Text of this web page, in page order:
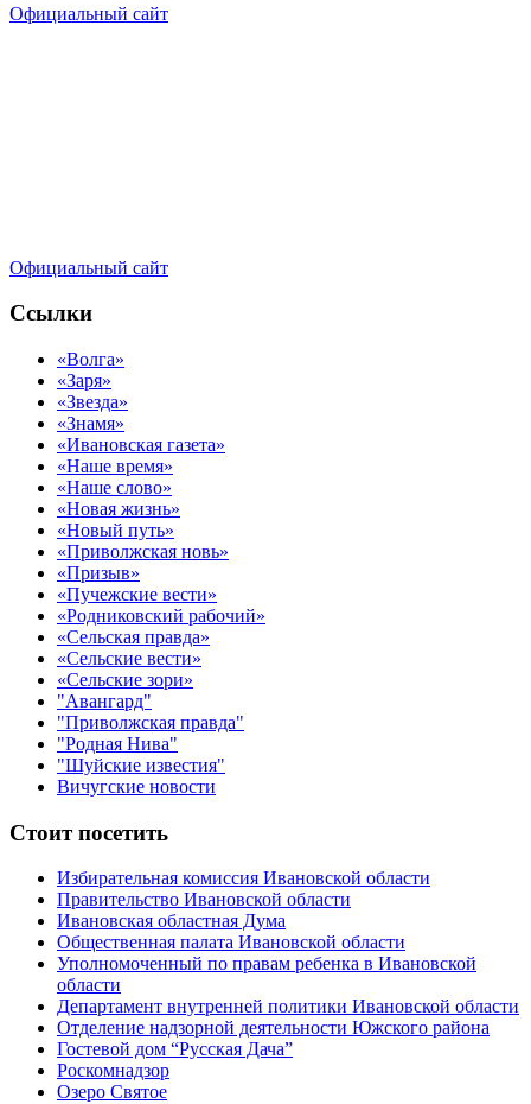
Официальный сайт
Официальный сайт
Ссылки
«Волга»
«Заря»
«Звезда»
«Знамя»
«Ивановская газета»
«Наше время»
«Наше слово»
«Новая жизнь»
«Новый путь»
«Приволжская новь»
«Призыв»
«Пучежские вести»
«Родниковский рабочий»
«Сельская правда»
«Сельские вести»
«Сельские зори»
"Авангард"
"Приволжская правда"
"Родная Нива"
"Шуйские известия"
Вичугские новости
Стоит посетить
Избирательная комиссия Ивановской области
Правительство Ивановской области
Ивановская областная Дума
Общественная палата Ивановской области
Уполномоченный по правам ребенка в Ивановской
области
Департамент внутренней политики Ивановской области
Отделение надзорной деятельности Южского района
Гостевой дом “Русская Дача”
Роскомнадзор
Озеро Святое